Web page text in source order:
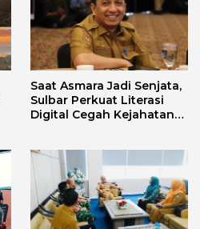
Saat Asmara Jadi Senjata,
Sulbar Perkuat Literasi
Digital Cegah Kejahatan